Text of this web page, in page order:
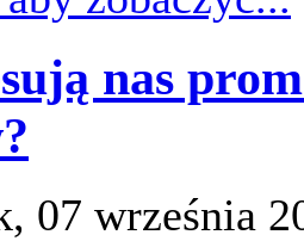
nas
07 września